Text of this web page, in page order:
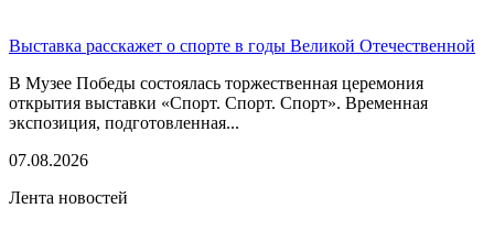
Выставка расскажет о спорте в годы Великой Отечественной
В Музее Победы состоялась торжественная церемония
открытия выставки «Спорт. Спорт. Спорт». Временная
экспозиция, подготовленная...
07.08.2026
Лента новостей